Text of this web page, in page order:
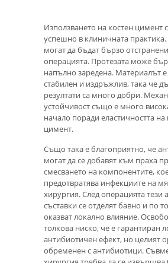
Използването на костен цимент
успешно в клиничната
могат да бъдат бързо
операцията. Протезата може
напълно заредена. Материалът
стабилен и издръжлив, така че
резултати са много добри.
устойчивост също е много
начало поради еластичността на
цимент.
Също така е благоприятно, че
могат да се добавят към праха
смесването на компонентите,
предотвратява инфекциите на
хирургия. След операцията тези
съставки се отделят бавно и по
оказват локално влияние.
толкова ниско, че е гарантиран
антибиотичен ефект, но целият
обременен с антибиотици.